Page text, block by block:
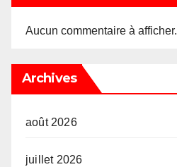
Aucun commentaire à afficher.
Archives
août 2026
juillet 2026